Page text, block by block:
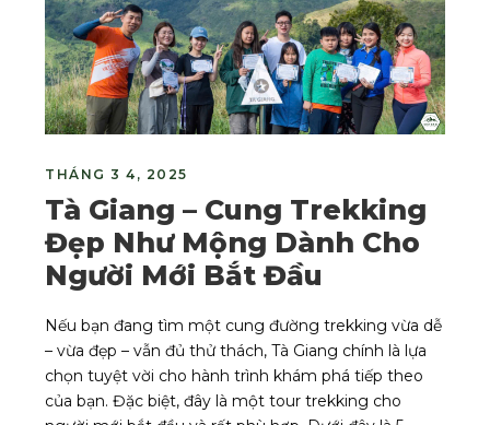
THÁNG 3 4, 2025
Tà Giang – Cung Trekking
Đẹp Như Mộng Dành Cho
Người Mới Bắt Đầu
Nếu bạn đang tìm một cung đường trekking vừa dễ
– vừa đẹp – vẫn đủ thử thách, Tà Giang chính là lựa
chọn tuyệt vời cho hành trình khám phá tiếp theo
của bạn. Đặc biệt, đây là một tour trekking cho